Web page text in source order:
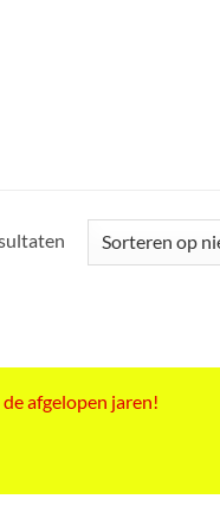
Gesorteerd
afgelopen jaren!